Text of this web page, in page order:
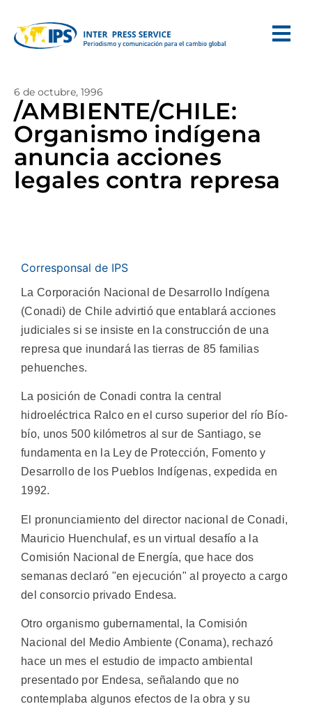
6 de octubre, 1996
/AMBIENTE/CHILE:
Organismo indígena
anuncia acciones
legales contra represa
Corresponsal de IPS
La Corporación Nacional de Desarrollo Indígena
(Conadi) de Chile advirtió que entablará acciones
judiciales si se insiste en la construcción de una
represa que inundará las tierras de 85 familias
pehuenches.
La posición de Conadi contra la central
hidroeléctrica Ralco en el curso superior del río Bío-
bío, unos 500 kilómetros al sur de Santiago, se
fundamenta en la Ley de Protección, Fomento y
Desarrollo de los Pueblos Indígenas, expedida en
1992.
El pronunciamiento del director nacional de Conadi,
Mauricio Huenchulaf, es un virtual desafío a la
Comisión Nacional de Energía, que hace dos
semanas declaró "en ejecución" al proyecto a cargo
del consorcio privado Endesa.
Otro organismo gubernamental, la Comisión
Nacional del Medio Ambiente (Conama), rechazó
hace un mes el estudio de impacto ambiental
presentado por Endesa, señalando que no
contemplaba algunos efectos de la obra y su